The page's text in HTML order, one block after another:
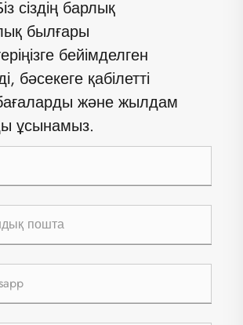
сіздің барлық
былғары
бейімделген
бәсекеге қабілетті
және жылдам
ұсынамыз.